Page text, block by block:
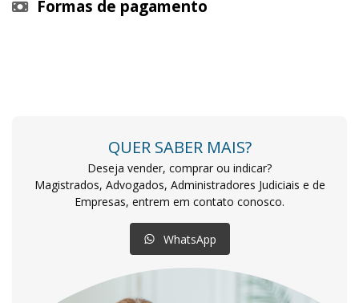
Formas de pagamento
QUER SABER MAIS?
Deseja vender, comprar ou indicar?
Magistrados, Advogados, Administradores Judiciais e de
Empresas, entrem em contato conosco.
WhatsApp